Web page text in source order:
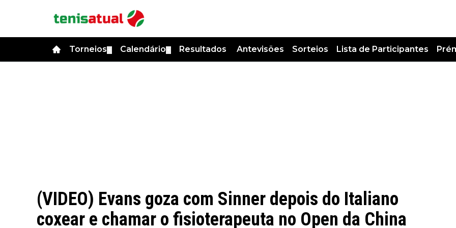
Torneios Calendário Resultados Antevisões Sorteios Lista de Participantes
(VIDEO) Evans goza com Sinner depois do Italiano
coxear e chamar o fisioterapeuta no Open da China